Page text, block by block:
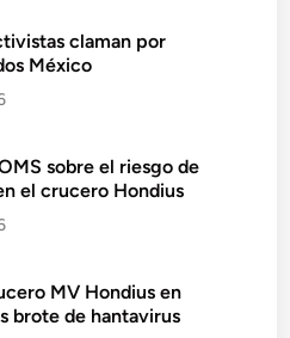
claman por
México
sobre el riesgo de
el crucero Hondius
MV Hondius en
brote de hantavirus